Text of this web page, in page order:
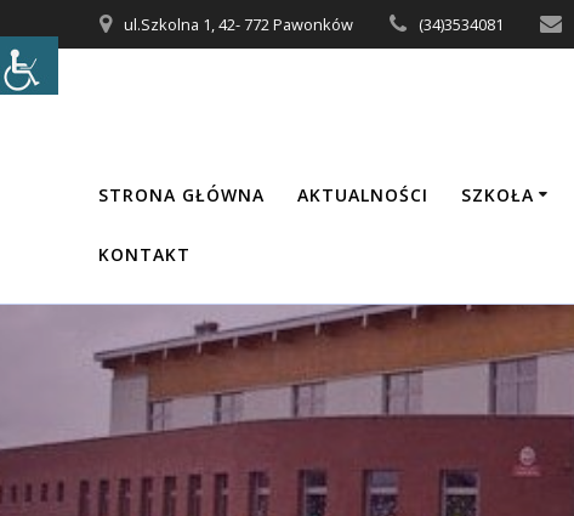
do
treści
ul.Szkolna 1, 42- 772 Pawonków (34)3534081
STRONA GŁÓWNA AKTUALNOŚCI SZKOŁA
KONTAKT